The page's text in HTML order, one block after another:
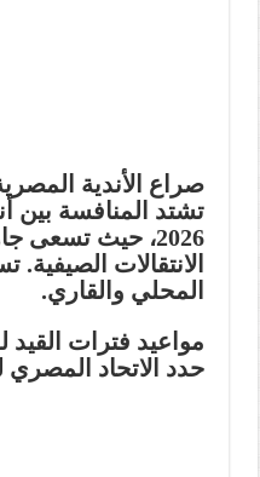
صراع الأندية المصرية
2026، حيث تسعى
الانتقالات
المحلي والقاري.
مواعيد فترات القيد
حدد الاتحاد